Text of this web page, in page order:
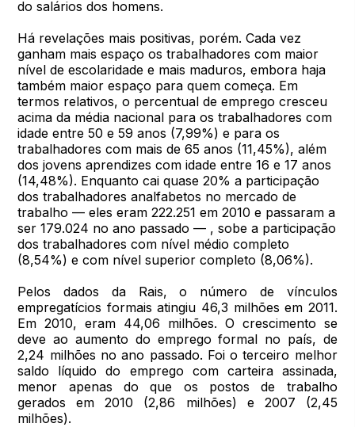
do salários dos homens.
Há revelações mais positivas, porém. Cada vez
ganham mais espaço os trabalhadores com maior
nível de escolaridade e mais maduros, embora haja
também maior espaço para quem começa. Em
termos relativos, o percentual de emprego cresceu
acima da média nacional para os trabalhadores com
idade entre 50 e 59 anos (7,99%) e para os
trabalhadores com mais de 65 anos (11,45%), além
dos jovens aprendizes com idade entre 16 e 17 anos
(14,48%). Enquanto cai quase 20% a participação
dos trabalhadores analfabetos no mercado de
trabalho — eles eram 222.251 em 2010 e passaram a
ser 179.024 no ano passado — , sobe a participação
dos trabalhadores com nível médio completo
(8,54%) e com nível superior completo (8,06%).
Pelos dados da Rais, o número de vínculos
empregatícios formais atingiu 46,3 milhões em 2011.
Em 2010, eram 44,06 milhões. O crescimento se
deve ao aumento do emprego formal no país, de
2,24 milhões no ano passado. Foi o terceiro melhor
saldo líquido do emprego com carteira assinada,
menor apenas do que os postos de trabalho
gerados em 2010 (2,86 milhões) e 2007 (2,45
milhões).